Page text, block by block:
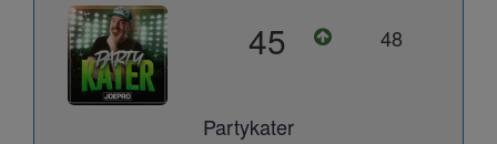
45 48
Partykater